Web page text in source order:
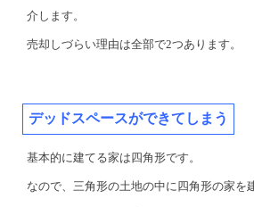
介します。
売却しづらい理由は全部で2つあります。
デッドスペースができてしまう
基本的に建てる家は四角形です。
なので、三角形の土地の中に四角形の家を